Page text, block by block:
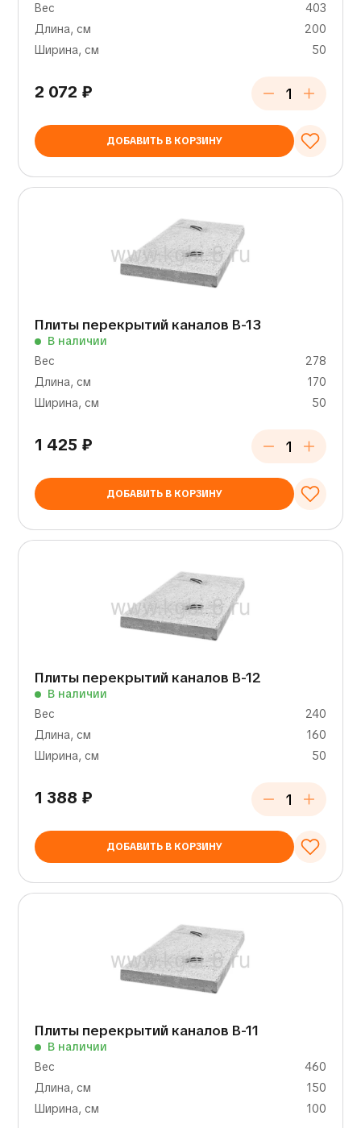
Вес
403
Длина, см
200
Ширина, см
50
2 072 ₽
ДОБАВИТЬ В КОРЗИНУ
Плиты перекрытий каналов В-13
В наличии
Вес
278
Длина, см
170
Ширина, см
50
1 425 ₽
ДОБАВИТЬ В КОРЗИНУ
Плиты перекрытий каналов В-12
В наличии
Вес
240
Длина, см
160
Ширина, см
50
1 388 ₽
ДОБАВИТЬ В КОРЗИНУ
Плиты перекрытий каналов В-11
В наличии
Вес
460
Длина, см
150
Ширина, см
100